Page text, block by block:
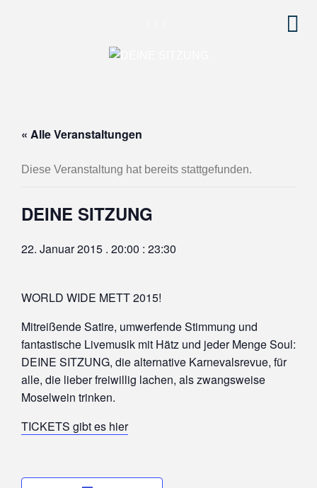
« Alle Veranstaltungen
Diese Veranstaltung hat bereits stattgefunden.
DEINE SITZUNG
22. Januar 2015 . 20:00 : 23:30
WORLD WIDE METT 2015!
Mitreißende Satire, umwerfende Stimmung und
fantastische Livemusik mit Hätz und jeder Menge Soul:
DEINE SITZUNG, die alternative Karnevalsrevue, für
alle, die lieber freiwillig lachen, als zwangsweise
Moselwein trinken.
TICKETS gibt es hier